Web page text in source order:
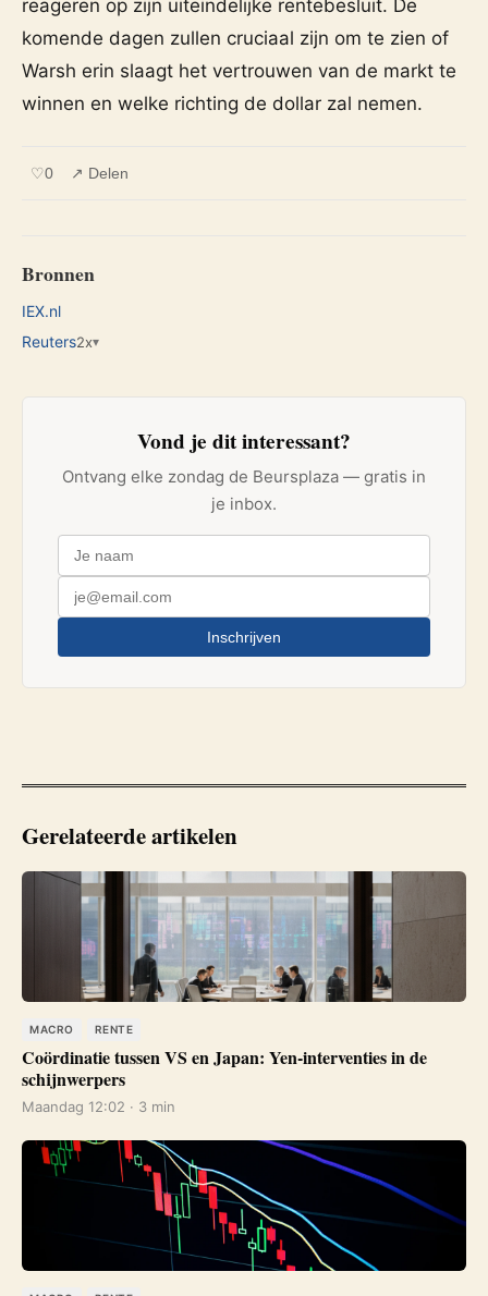
reageren op zijn uiteindelijke rentebesluit. De
komende dagen zullen cruciaal zijn om te zien of
Warsh erin slaagt het vertrouwen van de markt te
winnen en welke richting de dollar zal nemen.
♡0 ↗ Delen
Bronnen
IEX.nl
Reuters2x▾
Vond je dit interessant?
Ontvang elke zondag de Beursplaza — gratis in
je inbox.
Inschrijven
Gerelateerde artikelen
MACRO RENTE
Coördinatie tussen VS en Japan: Yen-interventies in de
schijnwerpers
Maandag 12:02 · 3 min